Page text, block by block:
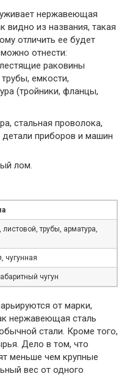
нержавеющая
видно из названия, такая
отличить ее будет
отнести:
раковины
емкости,
(тройники, фланцы,
стальная проволока,
приборов и машин
лом.
трубы, арматура,
чугунная
чугун
от марки,
нержавеющая сталь
стали. Кроме того,
Дело в том, что
меньше чем крупные
вес от одного